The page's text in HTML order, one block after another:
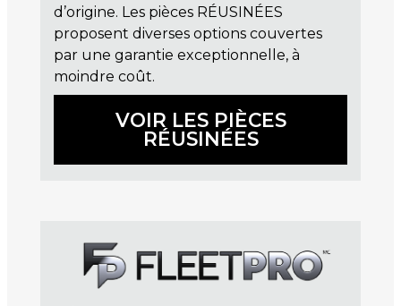
d’origine. Les pièces RÉUSINÉES
proposent diverses options couvertes
par une garantie exceptionnelle, à
moindre coût.
VOIR LES PIÈCES
RÉUSINÉES